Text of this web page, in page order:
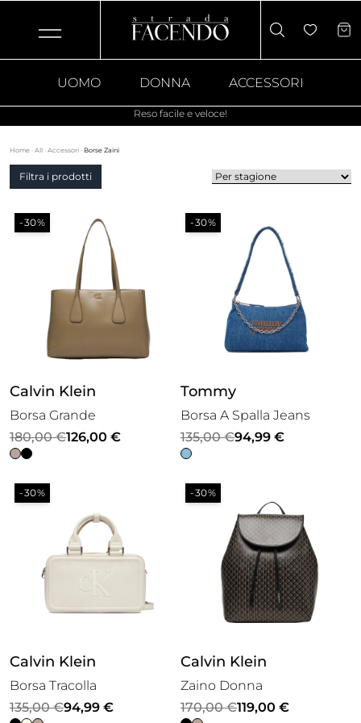
UOMO DONNA ACCESSORI
Reso facile e veloce!
Home · All · Accessori · Borse Zaini
Filtra i prodotti
-30%
Calvin Klein
Borsa Grande
180,00€
Il
prezzo
originale
era:
126,00 €
Il
prezzo
attuale
è:
-30%
Tommy
Borsa A Spalla Jeans
135,00€
Il
prezzo
originale
era:
94,99 €
Il
prezzo
attuale
è:
-30%
Calvin Klein
Borsa Tracolla
135,00€
Il
94,99 €
Il
-30%
Calvin Klein
Zaino Donna
170,00€
Il
119,00 €
Il